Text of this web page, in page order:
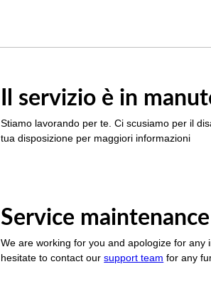
Il servizio è in
Stiamo lavorando per te. Ci scusiamo per il
tua disposizione per maggiori informazioni
Service
We are working for you and apologize for any
hesitate to contact oursupport team for any